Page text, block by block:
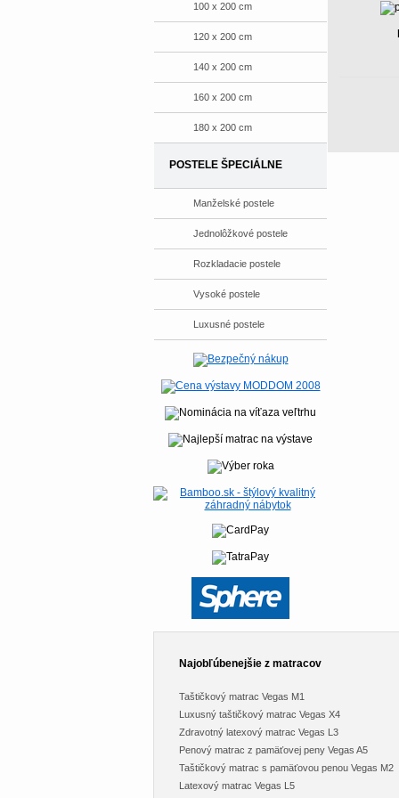
100 x 200 cm
120 x 200 cm
140 x 200 cm
160 x 200 cm
180 x 200 cm
POSTELE ŠPECIÁLNE
Manželské postele
Jednolôžkové postele
Rozkladacie postele
Vysoké postele
Luxusné postele
Najobľúbenejšie z matracov
Taštičkový matrac Vegas M1
Luxusný taštičkový matrac Vegas X4
Zdravotný latexový matrac Vegas L3
Penový matrac z pamäťovej peny Vegas A5
Taštičkový matrac s pamäťovou penou Vegas M2
Latexový matrac Vegas L5